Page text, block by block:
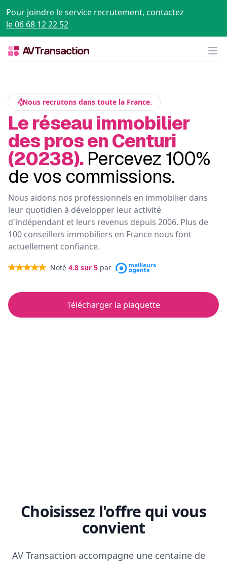
Pour joindre le service recrutement, contactez
le 06 68 12 22 52
Nous recrutons dans toute la France.
Le réseau immobilier
des pros en Centuri
(20238). Percevez 100%
de vos commissions.
Nous aidons nos professionnels en immobilier dans
leur quotidien à développer leur activité
d'indépendant et leurs revenus depuis 2006. Plus de
100 conseillers immobiliers en France nous font
actuellement confiance.
Noté 4.8 sur 5 par
Télécharger la plaquette
Choisissez l'offre qui vous
convient
AV Transaction accompagne une centaine de